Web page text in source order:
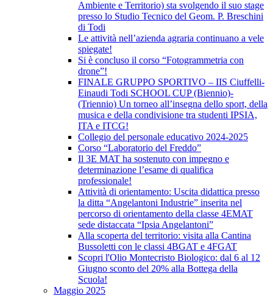
Ambiente e Territorio) sta svolgendo il suo stage
presso lo Studio Tecnico del Geom. P. Breschini
di Todi
Le attività nell’azienda agraria continuano a vele
spiegate!
Si è concluso il corso “Fotogrammetria con
drone”!
FINALE GRUPPO SPORTIVO – IIS Ciuffelli-
Einaudi Todi SCHOOL CUP (Biennio)-
(Triennio) Un torneo all’insegna dello sport, della
musica e della condivisione tra studenti IPSIA,
ITA e ITCG!
Collegio del personale educativo 2024-2025
Corso “Laboratorio del Freddo”
Il 3E MAT ha sostenuto con impegno e
determinazione l’esame di qualifica
professionale!
Attività di orientamento: Uscita didattica presso
la ditta “Angelantoni Industrie” inserita nel
percorso di orientamento della classe 4EMAT
sede distaccata “Ipsia Angelantoni”
Alla scoperta del territorio: visita alla Cantina
Bussoletti con le classi 4BGAT e 4FGAT
Scopri l'Olio Montecristo Biologico: dal 6 al 12
Giugno sconto del 20% alla Bottega della
Scuola!
Maggio 2025